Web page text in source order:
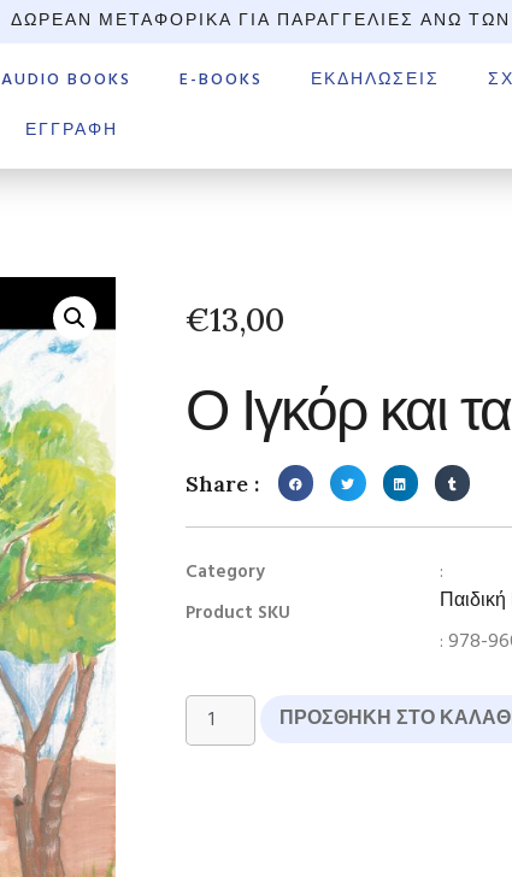
ΔΩΡΕΆΝ ΜΕΤΑΦΟΡΙΚΆ ΓΙΑ ΠΑΡΑΓΓΕΛΊΕΣ ΆΝΩ ΤΩΝ
AUDIO BOOKS E-BOOKS ΕΚΔΗΛΏΣΕΙΣ
ΕΓΓΡΑΦΉ
€13,00
Ο Ιγκόρ και
Share :
Category
Product SKU
:
: 978-
ΠΡΟΣΘΉΚΗ ΣΤΟ